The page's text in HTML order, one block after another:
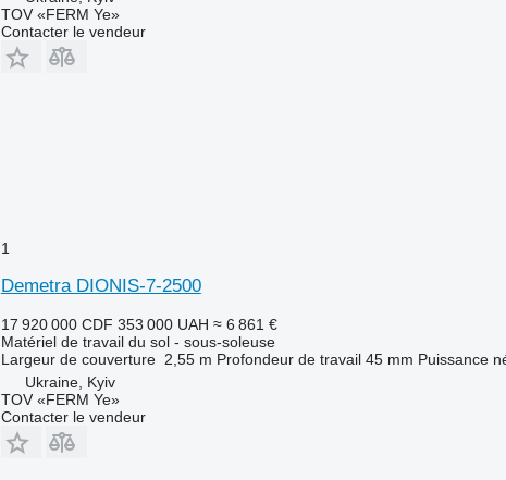
TOV «FERM Ye»
Contacter le vendeur
1
Demetra DIONIS-7-2500
17 920 000 CDF 353 000 UAH ≈ 6 861 €
Matériel de travail du sol - sous-soleuse
Largeur de couverture 2,55 m Profondeur de travail 45 mm Puissance
Ukraine, Kyiv
TOV «FERM Ye»
Contacter le vendeur